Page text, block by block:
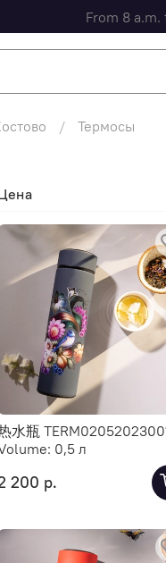
From 8 a.m.
Термосы
水瓶
0,5 л
200 р.